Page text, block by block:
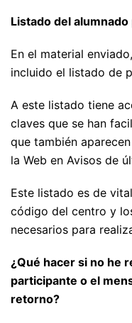
Listado del
En el material
incluido el listado de
A este listado tiene
claves que se han
que también
la Web en Avisos de
Este listado es de
código del centro y
necesarios para
¿Qué hacer si no he
participante o el
retorno?